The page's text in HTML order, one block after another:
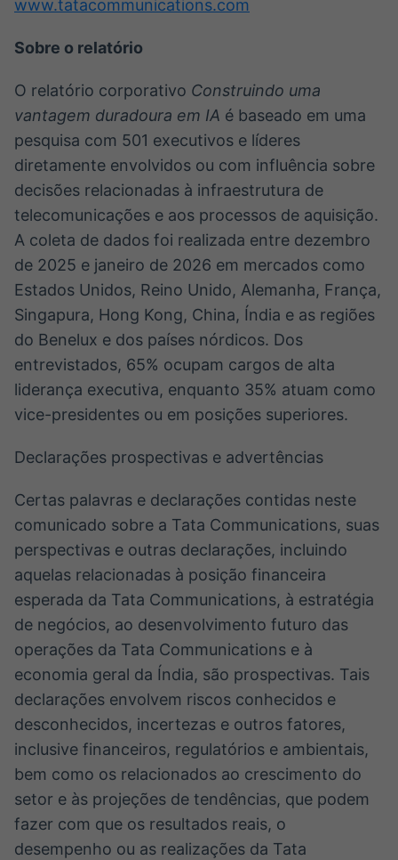
www.tatacommunications.com
Sobre o relatório
O relatório corporativo Construindo uma
vantagem duradoura em IA é baseado em uma
pesquisa com 501 executivos e líderes
diretamente envolvidos ou com influência sobre
decisões relacionadas à infraestrutura de
telecomunicações e aos processos de aquisição.
A coleta de dados foi realizada entre dezembro
de 2025 e janeiro de 2026 em mercados como
Estados Unidos, Reino Unido, Alemanha, França,
Singapura, Hong Kong, China, Índia e as regiões
do Benelux e dos países nórdicos. Dos
entrevistados, 65% ocupam cargos de alta
liderança executiva, enquanto 35% atuam como
vice-presidentes ou em posições superiores.
Declarações prospectivas e advertências
Certas palavras e declarações contidas neste
comunicado sobre a Tata Communications, suas
perspectivas e outras declarações, incluindo
aquelas relacionadas à posição financeira
esperada da Tata Communications, à estratégia
de negócios, ao desenvolvimento futuro das
operações da Tata Communications e à
economia geral da Índia, são prospectivas. Tais
declarações envolvem riscos conhecidos e
desconhecidos, incertezas e outros fatores,
inclusive financeiros, regulatórios e ambientais,
bem como os relacionados ao crescimento do
setor e às projeções de tendências, que podem
fazer com que os resultados reais, o
desempenho ou as realizações da Tata